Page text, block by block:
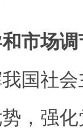
市场
国社
，强